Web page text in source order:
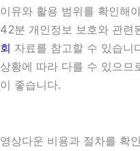
이유와 활용 범위를 확인해
42분 개인정보 보호와 관련
회 자료를 참고할 수 있습니
상황에 따라 다를 수 있으므
이 좋습니다.
영상다운 비용과 절차를 확